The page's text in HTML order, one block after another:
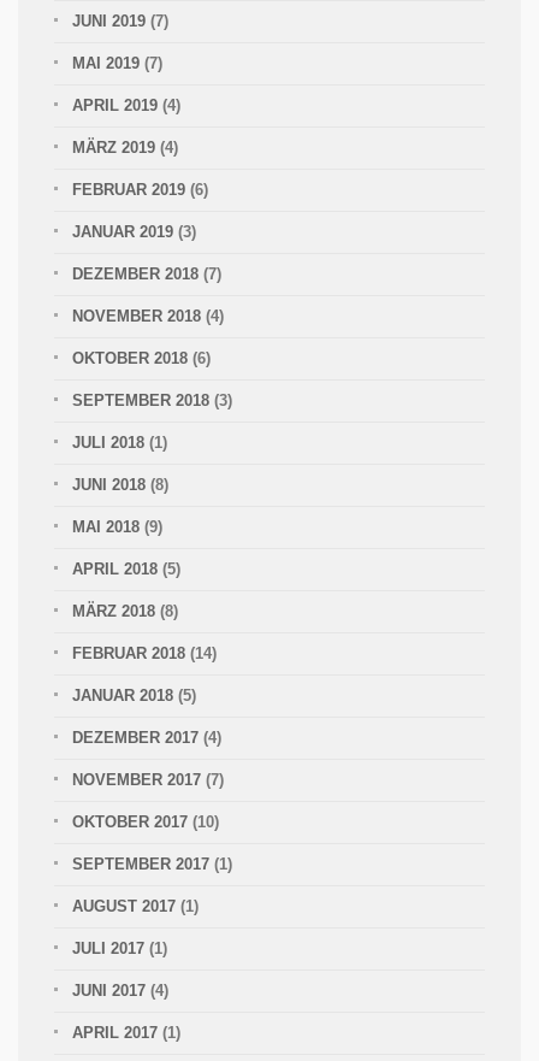
JUNI 2019 (7)
MAI 2019 (7)
APRIL 2019 (4)
MÄRZ 2019 (4)
FEBRUAR 2019 (6)
JANUAR 2019 (3)
DEZEMBER 2018 (7)
NOVEMBER 2018 (4)
OKTOBER 2018 (6)
SEPTEMBER 2018 (3)
JULI 2018 (1)
JUNI 2018 (8)
MAI 2018 (9)
APRIL 2018 (5)
MÄRZ 2018 (8)
FEBRUAR 2018 (14)
JANUAR 2018 (5)
DEZEMBER 2017 (4)
NOVEMBER 2017 (7)
OKTOBER 2017 (10)
SEPTEMBER 2017 (1)
AUGUST 2017 (1)
JULI 2017 (1)
JUNI 2017 (4)
APRIL 2017 (1)